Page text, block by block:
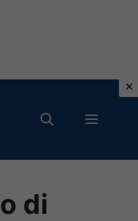
MENU
di